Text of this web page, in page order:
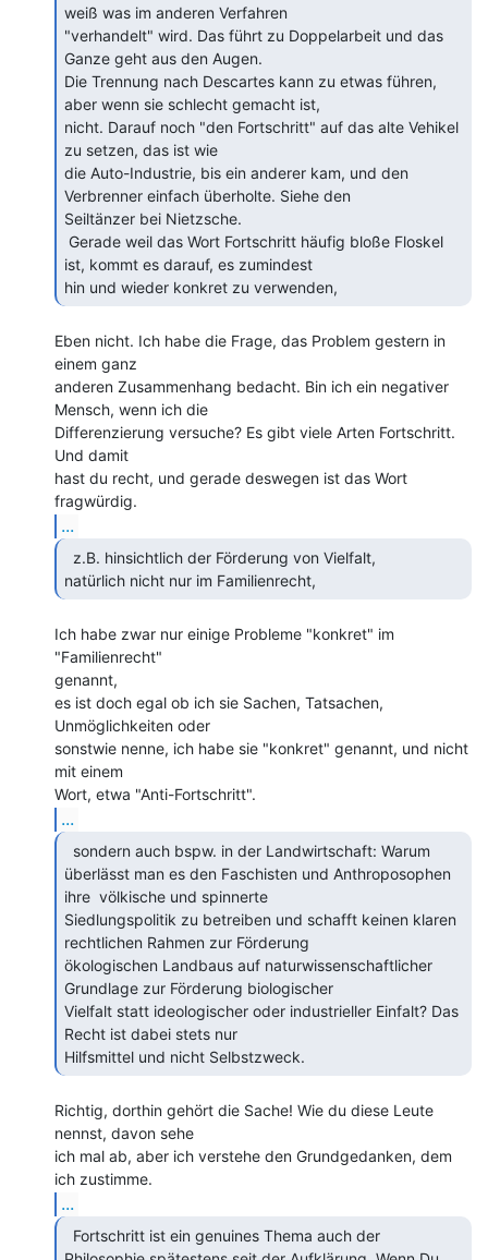
weiß was im anderen Verfahren
"verhandelt" wird. Das führt zu Doppelarbeit und das
Ganze geht aus den Augen.
Die Trennung nach Descartes kann zu etwas führen,
aber wenn sie schlecht gemacht ist,
nicht. Darauf noch "den Fortschritt" auf das alte Vehikel
zu setzen, das ist wie
die Auto-Industrie, bis ein anderer kam, und den
Verbrenner einfach überholte. Siehe den
Seiltänzer bei Nietzsche.
ist, kommt es darauf, es zumindest
hin und wieder konkret zu verwenden,
Eben nicht. Ich habe die Frage, das Problem gestern in
einem ganz
anderen Zusammenhang bedacht. Bin ich ein negativer
Mensch, wenn ich die
Differenzierung versuche? Es gibt viele Arten Fortschritt.
Und damit
hast du recht, und gerade deswegen ist das Wort
...
natürlich nicht nur im Familienrecht,
Ich habe zwar nur einige Probleme "konkret" im
"Familienrecht"
genannt,
es ist doch egal ob ich sie Sachen, Tatsachen,
Unmöglichkeiten oder
sonstwie nenne, ich habe sie "konkret" genannt, und nicht
mit einem
...
überlässt man es den Faschisten und Anthroposophen
ihre  völkische und spinnerte
Siedlungspolitik zu betreiben und schafft keinen klaren
rechtlichen Rahmen zur Förderung
ökologischen Landbaus auf naturwissenschaftlicher
Grundlage zur Förderung biologischer
Vielfalt statt ideologischer oder industrieller Einfalt? Das
Recht ist dabei stets nur
Hilfsmittel und nicht Selbstzweck.
Richtig, dorthin gehört die Sache! Wie du diese Leute
nennst, davon sehe
ich mal ab, aber ich verstehe den Grundgedanken, dem
...